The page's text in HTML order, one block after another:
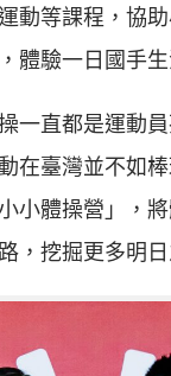
動等課程，協
體驗一日國手生
一直都是運動
在臺灣並不如
小體操營」，
，挖掘更多明日